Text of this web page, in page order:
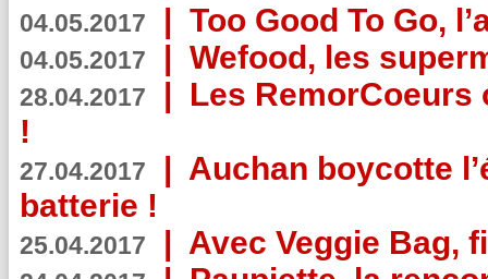
04.05.2017 | Too Good To Go,
04.05.2017 | Wefood, les
28.04.2017 | Les RemorCoeurs
!
27.04.2017 | Auchan boycotte
batterie !
25.04.2017 | Avec Veggie Bag,